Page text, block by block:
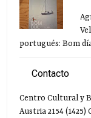
portugués: Bom
Contacto
Centro Cultural y
Austria 2154